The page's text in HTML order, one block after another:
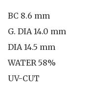
BC 8.6 mm
G. DIA 14.0 mm
DIA 14.5 mm
WATER 58%
UV-CUT